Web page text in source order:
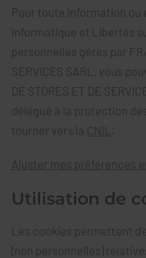
Pour toute information ou
Informatique et Libertés
personnelles gérés par
SERVICES SARL, vous
DE STORES ET DE
délégué à la protection
tourner vers la CNIL
Ajuster mes préférences
Utilisation de
Les cookies permettent
(non personnelles)